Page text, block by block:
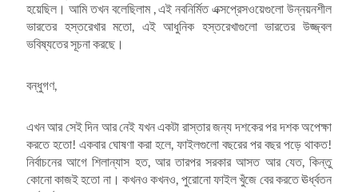
হয়েছিল। আমি তখন বলেছিলাম , এই নবনির্মিত এক্সপ্রেসওয়েগুলো উন্নয়নশীল
ভারতের হস্তরেখার মতো, এই আধুনিক হস্তরেখাগুলো ভারতের উজ্জ্বল
ভবিষ্যতের সূচনা করছে।
বন্ধুগণ,
এখন আর সেই দিন আর নেই যখন একটা রাস্তার জন্য দশকের পর দশক অপেক্ষা
করতে হতো! একবার ঘোষণা করা হলে, ফাইলগুলো বছরের পর বছর পড়ে থাকত!
নির্বাচনের আগে শিলান্যাস হত, আর তারপর সরকার আসত আর যেত, কিন্তু
কোনো কাজই হতো না। কখনও কখনও, পুরোনো ফাইল খুঁজে বের করতে ঊর্ধ্বতন